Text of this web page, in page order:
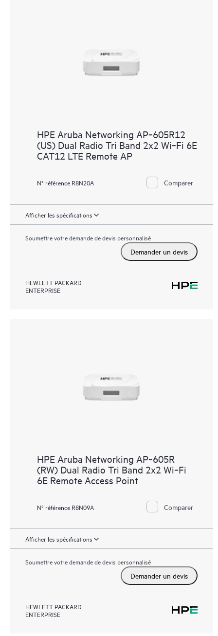
HPE Aruba Networking AP‑605R12
(US) Dual Radio Tri Band 2x2 Wi‑Fi 6E
CAT12 LTE Remote AP
N° référence R8N20A Comparer
Afficher les spécifications
Soumettre votre demande de devis personnalisé
Demander un devis
HEWLETT PACKARD
ENTERPRISE
HPE Aruba Networking AP‑605R
(RW) Dual Radio Tri Band 2x2 Wi‑Fi
6E Remote Access Point
N° référence R8N09A Comparer
Afficher les spécifications
Soumettre votre demande de devis personnalisé
Demander un devis
HEWLETT PACKARD
ENTERPRISE